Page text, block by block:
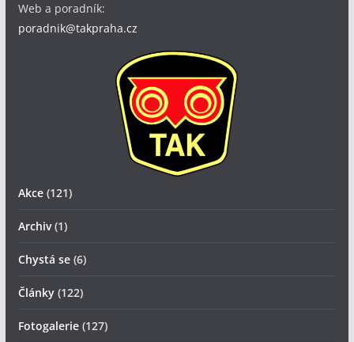
Web a poradník:
poradnik@takpraha.cz
Akce(121)
Archiv(1)
Chystá se(6)
Články(122)
Fotogalerie(127)